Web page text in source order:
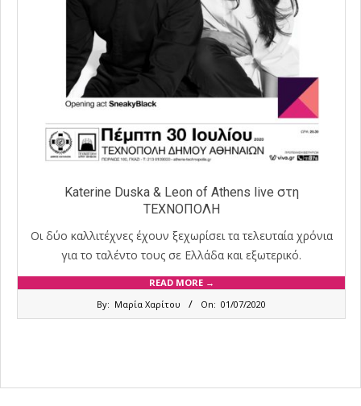
Katerine Duska & Leon of Athens live στη
ΤΕΧΝΟΠΟΛΗ
Οι δύο καλλιτέχνες έχουν ξεχωρίσει τα τελευταία χρόνια
για το ταλέντο τους σε Ελλάδα και εξωτερικό.
READ MORE →
By: Μαρία Χαρίτου On: 01/07/2020